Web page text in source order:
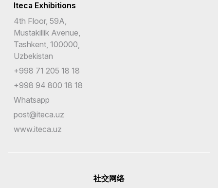
Iteca Exhibitions
4th Floor, 59A,
Mustakillik Avenue,
Tashkent, 100000,
Uzbekistan
+998 71 205 18 18
+998 94 800 18 18
Whatsapp
post@iteca.uz
www.iteca.uz
社交网络